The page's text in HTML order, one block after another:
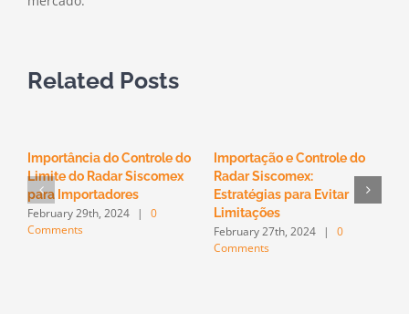
Related Posts
Importância do Controle do
Limite do Radar Siscomex
para Importadores
February 29th, 2024 |
0
Comments
Importação e Controle do
Radar Siscomex:
Estratégias para Evitar
Limitações
February 27th, 2024 |
0
Comments